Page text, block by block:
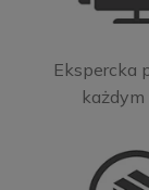
Ekspercka
każdym